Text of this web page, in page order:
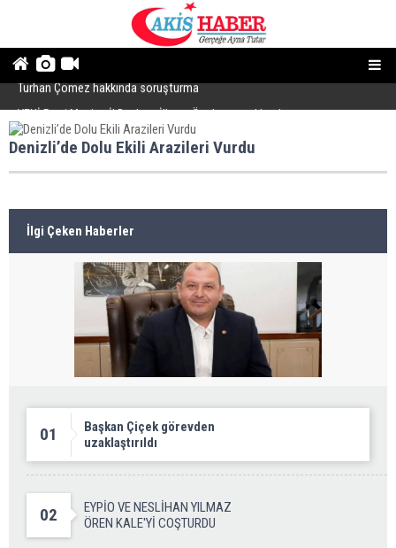
Turhan Çömez hakkında soruşturma
YENİ Parti Manisa İl Başkanı İlksen Özalper tutuklandı
Denizli’de Dolu Ekili Arazileri Vurdu
İlgi Çeken Haberler
01
Başkan Çiçek görevden
uzaklaştırıldı
02
EYPİO VE NESLİHAN YILMAZ
ÖREN KALE'Yİ COŞTURDU